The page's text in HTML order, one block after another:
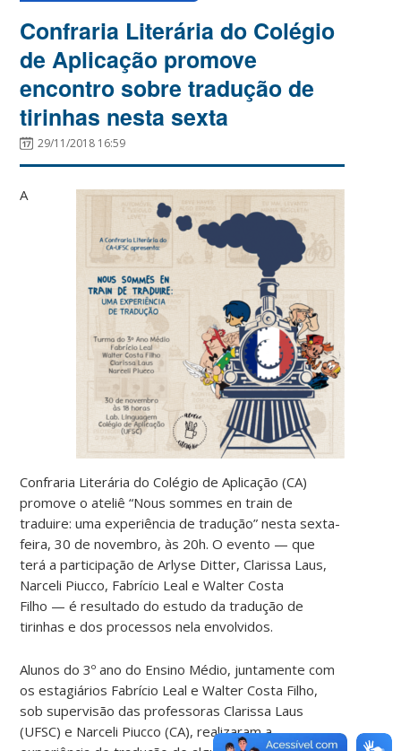
Confraria Literária do Colégio
de Aplicação promove
encontro sobre tradução de
tirinhas nesta sexta
29/11/2018 16:59
A
Confraria Literária do Colégio de Aplicação (CA)
promove o ateliê “Nous sommes en train de
traduire: uma experiência de tradução” nesta sexta-
feira, 30 de novembro, às 20h. O evento — que
terá a participação de Arlyse Ditter, Clarissa Laus,
Narceli Piucco, Fabrício Leal e Walter Costa
Filho — é resultado do estudo da tradução de
tirinhas e dos processos nela envolvidos.
Alunos do 3º ano do Ensino Médio, juntamente com
os estagiários Fabrício Leal e Walter Costa Filho,
sob supervisão das professoras Clarissa Laus
(UFSC) e Narceli Piucco (CA), realizaram a